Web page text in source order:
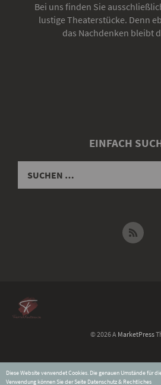
Bei uns finden Sie
lustige Theaterstücke. Denn
das Nachdenken bleibt
EINFACH
© 2026 A MarketPress
Datenschutz &
Diese Website verwendet Cookies. Die genauen Umstände für
Verwendung können Sie der Seite Datenschutz & Rechtliches